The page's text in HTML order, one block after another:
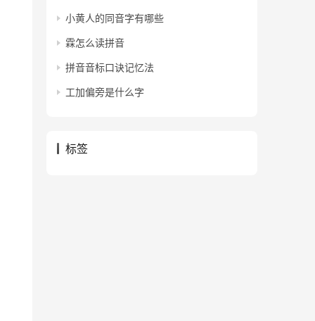
小黄人的同音字有哪些
霖怎么读拼音
拼音音标口诀记忆法
工加偏旁是什么字
标签